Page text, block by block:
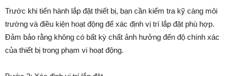
Trước khi tiến hành lắp đặt thiết bị, bạn cần kiểm tra kỹ càng môi
trường và điều kiện hoạt động để xác định vị trí lắp đặt phù hợp.
Đảm bảo rằng không có bất kỳ chất ảnh hưởng đến độ chính xác
của thiết bị trong phạm vi hoạt động.